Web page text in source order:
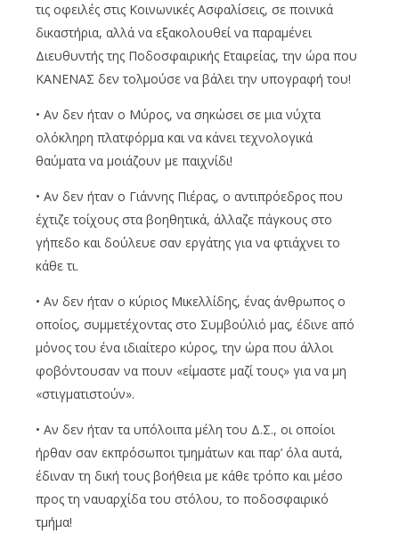
τις οφειλές στις Κοινωνικές Ασφαλίσεις, σε ποινικά
δικαστήρια, αλλά να εξακολουθεί να παραμένει
Διευθυντής της Ποδοσφαιρικής Εταιρείας, την ώρα που
ΚΑΝΕΝΑΣ δεν τολμούσε να βάλει την υπογραφή του!
• Αν δεν ήταν ο Μύρος, να σηκώσει σε μια νύχτα
ολόκληρη πλατφόρμα και να κάνει τεχνολογικά
θαύματα να μοιάζουν με παιχνίδι!
• Αν δεν ήταν ο Γιάννης Πιέρας, ο αντιπρόεδρος που
έχτιζε τοίχους στα βοηθητικά, άλλαζε πάγκους στο
γήπεδο και δούλευε σαν εργάτης για να φτιάχνει το
κάθε τι.
• Αν δεν ήταν ο κύριος Μικελλίδης, ένας άνθρωπος ο
οποίος, συμμετέχοντας στο Συμβούλιό μας, έδινε από
μόνος του ένα ιδιαίτερο κύρος, την ώρα που άλλοι
φοβόντουσαν να πουν «είμαστε μαζί τους» για να μη
«στιγματιστούν».
• Αν δεν ήταν τα υπόλοιπα μέλη του Δ.Σ., οι οποίοι
ήρθαν σαν εκπρόσωποι τμημάτων και παρ’ όλα αυτά,
έδιναν τη δική τους βοήθεια με κάθε τρόπο και μέσο
προς τη ναυαρχίδα του στόλου, το ποδοσφαιρικό
τμήμα!